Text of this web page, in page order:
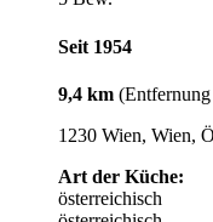
Seit 1954
9,4 km
1230 Wien, Wien,
Art der Küche:
österreichisch